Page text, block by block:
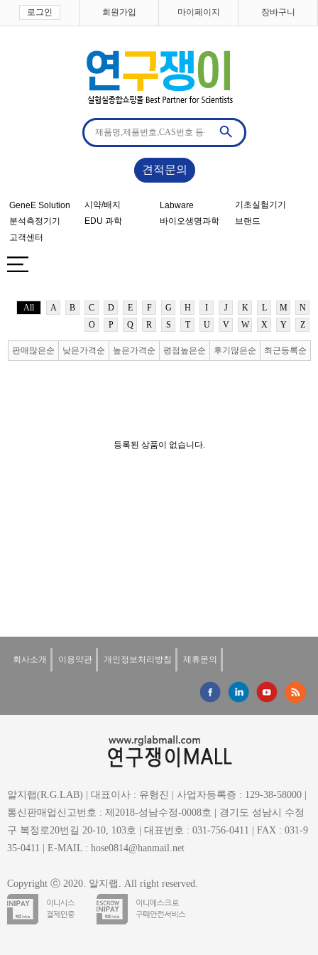
로그인 회원가입 마이페이지 장바구니
견적문의
GeneE Solution 시약/배지 Labware
기초실험기기
분석측정기기
EDU 과학 바이오생명과학
브랜드
고객센터
All A B C D E F G H I J K L M
N
O
P Q R S T U V W X Y Z
판매많은순 낮은가격순 높은가격순 평점높은순 후기많은순 최근등록순
등록된 상품이 없습니다.
회사소개 이용약관 개인정보처리방침 제휴문의
알지랩(R.G.LAB) | 대표이사 : 유형진 | 사업자등록증 : 129-38-58000 |
통신판매업신고번호 : 제2018-성남수정-0008호 | 경기도 성남시 수정
구 복정로20번길 20-10, 103호 | 대표번호 : 031-756-0411 | FAX : 031-9
35-0411 | E-MAIL : hose0814@hanmail.net
Copyright ⓒ 2020. 알지랩. All right reserved.